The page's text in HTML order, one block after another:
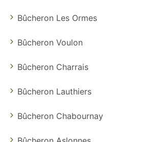
Bûcheron Les Ormes
Bûcheron Voulon
Bûcheron Charrais
Bûcheron Lauthiers
Bûcheron Chabournay